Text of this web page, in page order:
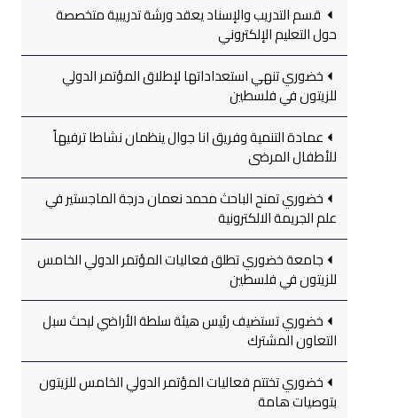
قسم التدريب والإسناد يعقد ورشة تدريبية متخصصة
حول التعليم الإلكتروني
خضوري تنهي استعداداتها لإطلاق المؤتمر الدولي
للزيتون في فلسطين
عمادة التنمية وفريق انا جوال ينظمان نشاطا ترفيهاً
للأطفال المرضى
خضوري تمنح الباحث محمد نعمان درجة الماجستير في
علم الجريمة الالكترونية
جامعة خضوري تطلق فعاليات المؤتمر الدولي الخامس
للزيتون في فلسطين
خضوري تستضيف رئيس هيئة سلطة الأراضي لبحث سبل
التعاون المشترك
خضوري تختتم فعاليات المؤتمر الدولي الخامس للزيتون
بتوصيات هامة